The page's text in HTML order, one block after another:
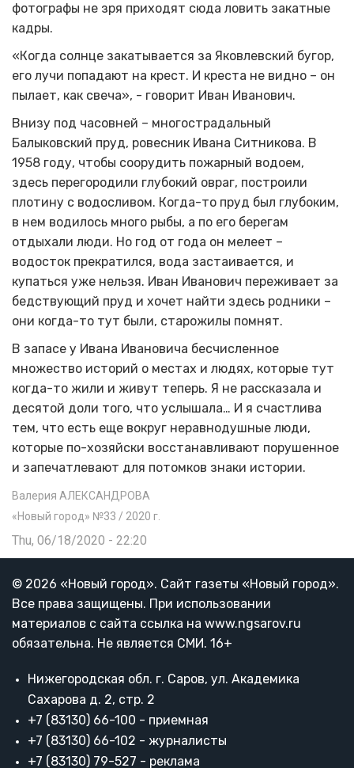
фотографы не зря приходят сюда ловить закатные
кадры.
«Когда солнце закатывается за Яковлевский бугор,
его лучи попадают на крест. И креста не видно – он
пылает, как свеча», - говорит Иван Иванович.
Внизу под часовней – многострадальный
Балыковский пруд, ровесник Ивана Ситникова. В
1958 году, чтобы соорудить пожарный водоем,
здесь перегородили глубокий овраг, построили
плотину с водосливом. Когда-то пруд был глубоким,
в нем водилось много рыбы, а по его берегам
отдыхали люди. Но год от года он мелеет –
водосток прекратился, вода застаивается, и
купаться уже нельзя. Иван Иванович переживает за
бедствующий пруд и хочет найти здесь родники –
они когда-то тут были, старожилы помнят.
В запасе у Ивана Ивановича бесчисленное
множество историй о местах и людях, которые тут
когда-то жили и живут теперь. Я не рассказала и
десятой доли того, что услышала… И я счастлива
тем, что есть еще вокруг неравнодушные люди,
которые по-хозяйски восстанавливают порушенное
и запечатлевают для потомков знаки истории.
Валерия АЛЕКСАНДРОВА
«Новый город» №33 / 2020 г.
Thu, 06/18/2020 - 22:20
© 2026 «Новый город». Cайт газеты «Новый город».
Все права защищены. При использовании
материалов с сайта ссылка на www.ngsarov.ru
обязательна. Не является СМИ. 16+
Нижегородская обл. г. Саров, ул. Академика
Сахарова д. 2, стр. 2
+7 (83130) 66-100 - приемная
+7 (83130) 66-102 - журналисты
+7 (83130) 79-527 - реклама